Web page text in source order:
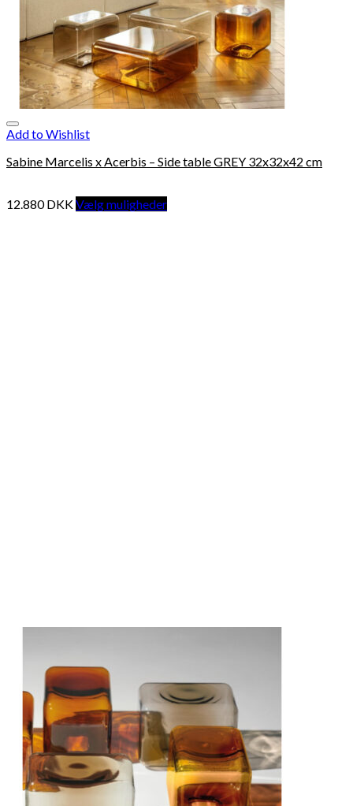
Add to Wishlist
Sabine Marcelis x Acerbis – Side table GREY 32x32x42 cm
12.880DKKVælg muligheder